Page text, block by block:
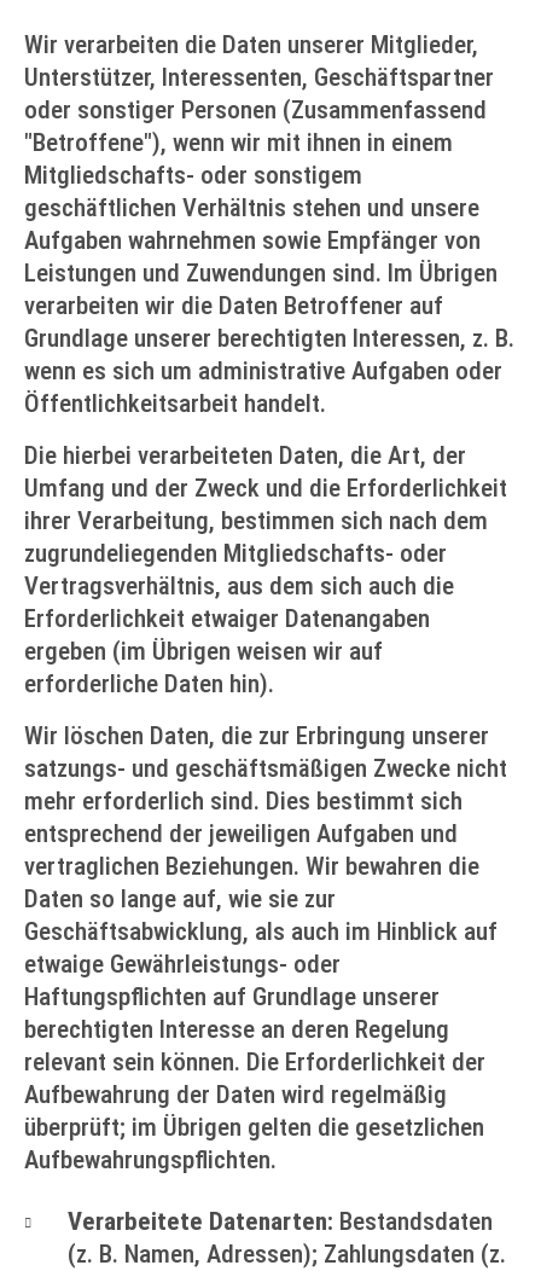
Wir verarbeiten die Daten unserer Mitglieder,
Unterstützer, Interessenten, Geschäftspartner
oder sonstiger Personen (Zusammenfassend
"Betroffene"), wenn wir mit ihnen in einem
Mitgliedschafts- oder sonstigem
geschäftlichen Verhältnis stehen und unsere
Aufgaben wahrnehmen sowie Empfänger von
Leistungen und Zuwendungen sind. Im Übrigen
verarbeiten wir die Daten Betroffener auf
Grundlage unserer berechtigten Interessen, z. B.
wenn es sich um administrative Aufgaben oder
Öffentlichkeitsarbeit handelt.
Die hierbei verarbeiteten Daten, die Art, der
Umfang und der Zweck und die Erforderlichkeit
ihrer Verarbeitung, bestimmen sich nach dem
zugrundeliegenden Mitgliedschafts- oder
Vertragsverhältnis, aus dem sich auch die
Erforderlichkeit etwaiger Datenangaben
ergeben (im Übrigen weisen wir auf
erforderliche Daten hin).
Wir löschen Daten, die zur Erbringung unserer
satzungs- und geschäftsmäßigen Zwecke nicht
mehr erforderlich sind. Dies bestimmt sich
entsprechend der jeweiligen Aufgaben und
vertraglichen Beziehungen. Wir bewahren die
Daten so lange auf, wie sie zur
Geschäftsabwicklung, als auch im Hinblick auf
etwaige Gewährleistungs- oder
Haftungspflichten auf Grundlage unserer
berechtigten Interesse an deren Regelung
relevant sein können. Die Erforderlichkeit der
Aufbewahrung der Daten wird regelmäßig
überprüft; im Übrigen gelten die gesetzlichen
Aufbewahrungspflichten.
Verarbeitete Datenarten: Bestandsdaten
(z. B. Namen, Adressen); Zahlungsdaten (z.